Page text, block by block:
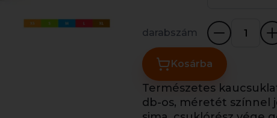
darabszám
Kosárba
Természetes
db-os, méretét színnel